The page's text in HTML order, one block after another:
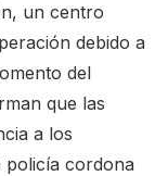
un centro
debido a
del
que las
a los
policía cordona